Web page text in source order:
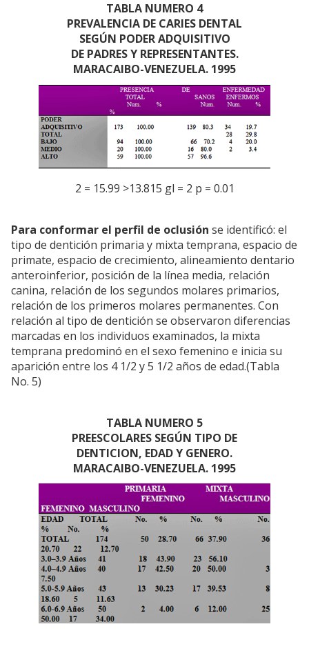
TABLA NUMERO 4
PREVALENCIA DE CARIES DENTAL
SEGÚN PODER ADQUISITIVO
DE PADRES Y REPRESENTANTES.
MARACAIBO-VENEZUELA. 1995
2 = 15.99 >13.815 gl = 2 p = 0.01
Para conformar el perfil de oclusión se identificó: el
tipo de dentición primaria y mixta temprana, espacio de
primate, espacio de crecimiento, alineamiento dentario
anteroinferior, posición de la línea media, relación
canina, relación de los segundos molares primarios,
relación de los primeros molares permanentes. Con
relación al tipo de dentición se observaron diferencias
marcadas en los individuos examinados, la mixta
temprana predominó en el sexo femenino e inicia su
aparición entre los 4 1/2 y 5 1/2 años de edad.(Tabla
No. 5)
TABLA NUMERO 5
PREESCOLARES SEGÚN TIPO DE
DENTICION, EDAD Y GENERO.
MARACAIBO-VENEZUELA. 1995